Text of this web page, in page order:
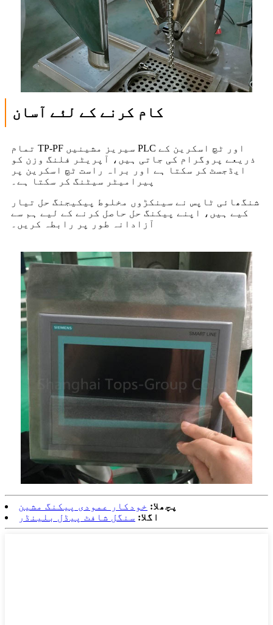
کام کرنے کے لئے آسان
تمام TP-PF سیریز مشینیں PLC اور ٹچ اسکرین کے
ذریعے پروگرام کی جاتی ہیں، آپریٹر فلنگ وزن کو
ایڈجسٹ کر سکتا ہے اور براہ راست ٹچ اسکرین پر
پیرامیٹر سیٹنگ کر سکتا ہے۔
شنگھائی ٹاپس نے سینکڑوں مخلوط پیکیجنگ حل تیار
کیے ہیں، اپنے پیکنگ حل حاصل کرنے کے لیے ہم سے
آزادانہ طور پر رابطہ کریں۔
پچھلا: خودکار عمودی پیکنگ مشین
اگلا: سنگل شافٹ پیڈل بلینڈر